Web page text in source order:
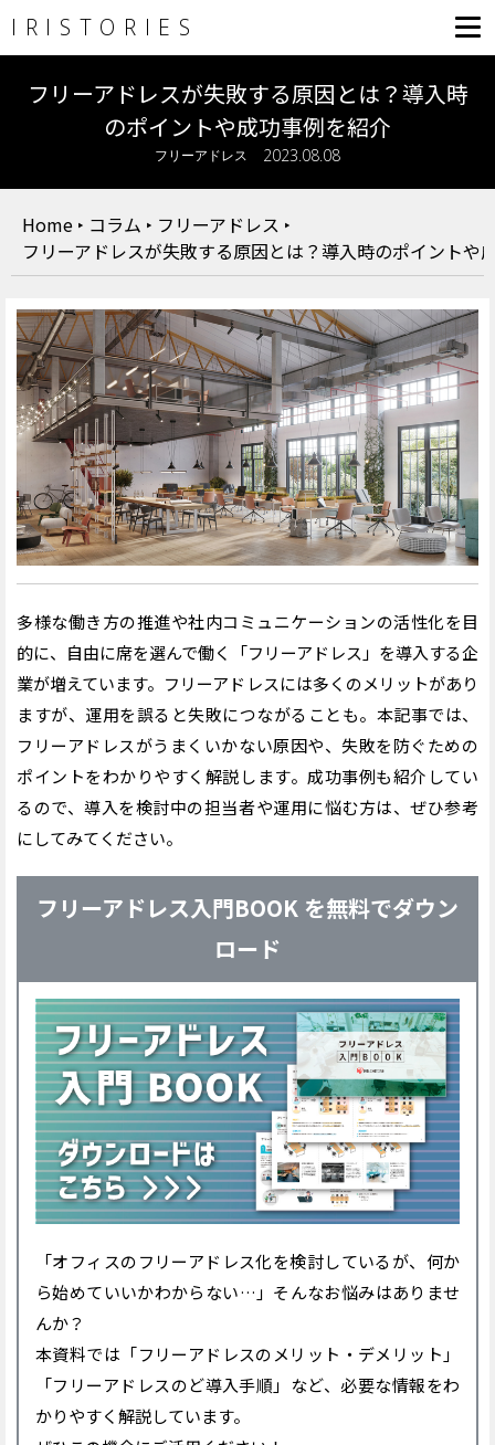
IRISTORIES
フリーアドレスが失敗する原因とは？導入時
のポイントや成功事例を紹介
フリーアドレス 2023.08.08
Home ‣ コラム ‣ フリーアドレス ‣
フリーアドレスが失敗する原因とは？導入時のポイントや
多様な働き方の推進や社内コミュニケーションの活性化を目
的に、自由に席を選んで働く「フリーアドレス」を導入する企
業が増えています。フリーアドレスには多くのメリットがあり
ますが、運用を誤ると失敗につながることも。本記事では、
フリーアドレスがうまくいかない原因や、失敗を防ぐための
ポイントをわかりやすく解説します。成功事例も紹介してい
るので、導入を検討中の担当者や運用に悩む方は、ぜひ参考
にしてみてください。
フリーアドレス入門BOOK を無料でダウン
ロード
「オフィスのフリーアドレス化を検討しているが、何か
ら始めていいかわからない…」そんなお悩みはありませ
んか？
本資料では「フリーアドレスのメリット・デメリット」
「フリーアドレスのど導入手順」など、必要な情報をわ
かりやすく解説しています。